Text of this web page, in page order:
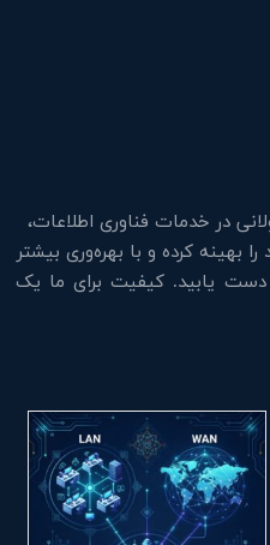
در خدمات فناوری اطلاعات،
بهینه کرده و با بهره‌وری بیشتر
دست یابید. کیفیت برای ما یک